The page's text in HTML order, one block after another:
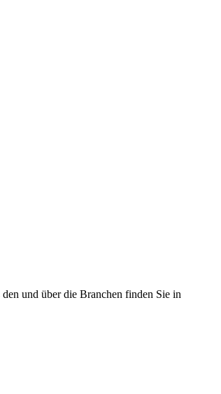
und über die Branchen finden Sie in